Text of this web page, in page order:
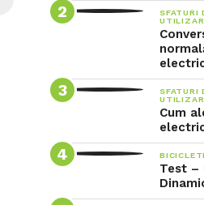
SFATURI
SFATURI
Cum
Test –